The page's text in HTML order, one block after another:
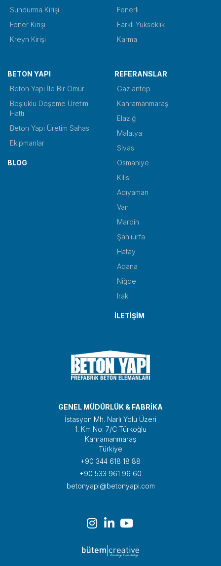
Sundurma Kirişi
Fener Kirişi
Kreyn Kirişi
Fenerli
Farklı Yükseklik
Karma
BETON YAPI
Beton Yapı İle Bir Ömür
Boşluklu Döşeme Üretim
Hattı
Beton Yapı Üretim Sahası
Ekipmanlar
BLOG
REFERANSLAR
Gaziantep
Kahramanmaraş
Elazığ
Malatya
Sivas
Osmaniye
Kilis
Adıyaman
Van
Mardin
Şanlıurfa
Hatay
Adana
Niğde
Irak
İLETİŞİM
GENEL MÜDÜRLÜK & FABRİKA
İstasyon Mh. Narlı Yolu Üzeri
1. Km No: 7/C Türkoğlu
Kahramanmaraş
Türkiye
+90 344 618 18 88
+90 533 961 96 60
betonyapi@betonyapi.com